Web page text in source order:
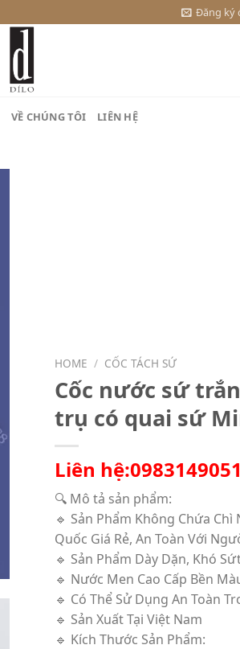
Đăng ký
VỀ CHÚNG TÔI LIÊN HỆ
HOME / CỐC TÁCH SỨ
Cốc nước sứ
trụ có quai sứ
Liên hệ:0983149051
🔍 Mô tả sản phẩm:
🔹 Sản Phẩm Không Chứa
Quốc Giá Rẻ, An Toàn Với
🔹 Sản Phẩm Dày Dặn, Khó
🔹 Nước Men Cao Cấp Bền
🔹 Có Thể Sử Dụng An Toàn
🔹 Sản Xuất Tại Việt Nam
🔹 Kích Thước Sản Phẩm: